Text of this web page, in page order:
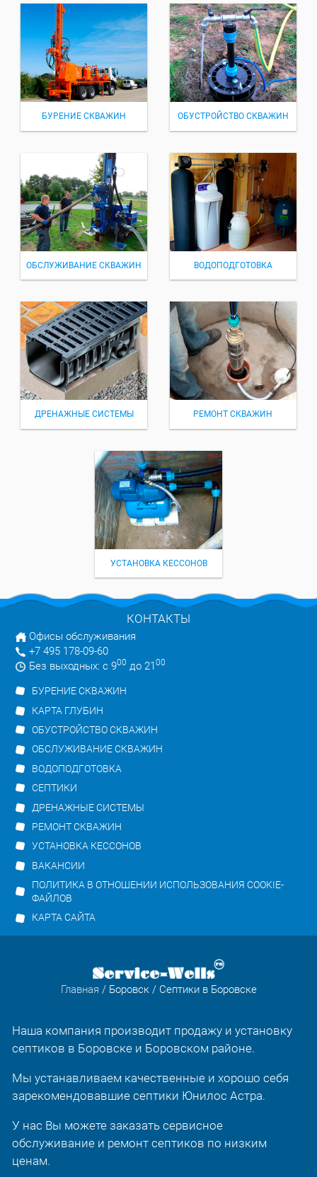
БУРЕНИЕ СКВАЖИН ОБУСТРОЙСТВО СКВАЖИН
ОБСЛУЖИВАНИЕ СКВАЖИН ВОДОПОДГОТОВКА
ДРЕНАЖНЫЕ СИСТЕМЫ РЕМОНТ СКВАЖИН
УСТАНОВКА КЕССОНОВ
КОНТАКТЫ
Офисы обслуживания
+7 495 178-09-60
Без выходных: с 900 до 21 00
БУРЕНИЕ СКВАЖИН
КАРТА ГЛУБИН
ОБУСТРОЙСТВО СКВАЖИН
ОБСЛУЖИВАНИЕ СКВАЖИН
ВОДОПОДГОТОВКА
СЕПТИКИ
ДРЕНАЖНЫЕ СИСТЕМЫ
РЕМОНТ СКВАЖИН
УСТАНОВКА КЕССОНОВ
ВАКАНСИИ
ПОЛИТИКА В ОТНОШЕНИИ ИСПОЛЬЗОВАНИЯ COOKIE-
ФАЙЛОВ
КАРТА САЙТА
Главная / Боровск/ Септики в Боровске
Наша компания производит продажу и установку
септиков в Боровске и Боровском районе.
Мы устанавливаем качественные и хорошо себя
зарекомендовавшие септики Юнилос Астра.
У нас Вы можете заказать сервисное
обслуживание и ремонт септиков по низким
ценам.